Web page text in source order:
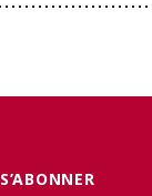
S’ABONNER